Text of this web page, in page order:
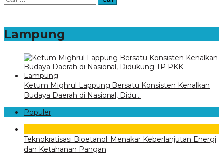
untuk:
Lampung
Ketum Mighrul Lappung Bersatu Konsisten Kenalkan
Budaya Daerah di Nasional, Didu…
Populer
Teknokratisasi Bioetanol: Menakar Keberlanjutan Energi
dan Ketahanan Pangan